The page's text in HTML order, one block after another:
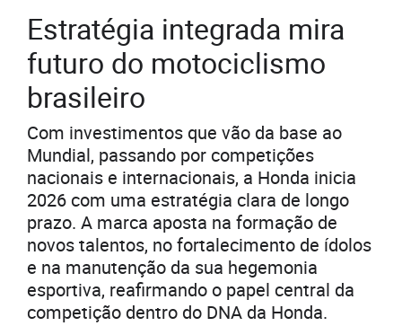
Estratégia integrada mira
futuro do motociclismo
brasileiro
Com investimentos que vão da base ao
Mundial, passando por competições
nacionais e internacionais, a Honda inicia
2026 com uma estratégia clara de longo
prazo. A marca aposta na formação de
novos talentos, no fortalecimento de ídolos
e na manutenção da sua hegemonia
esportiva, reafirmando o papel central da
competição dentro do DNA da Honda.